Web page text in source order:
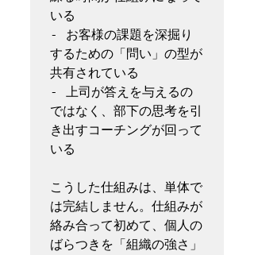
いる
- お客様の課題を深掘り
するための「問い」の型が
共有されている
- 上司が答えを与えるの
ではなく、部下の思考を引
き出すコーチングが回って
いる
こうした仕組みは、単体で
は完結しません。仕組みが
絡み合って初めて、個人の
ばらつきを「組織の強さ」